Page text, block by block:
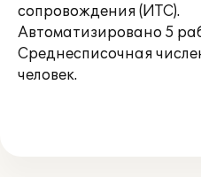
сопровождения (ИТС).
Автоматизировано 5
Среднесписочная
человек.